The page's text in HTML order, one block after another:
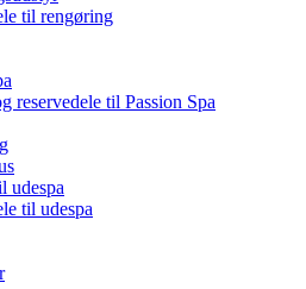
til rengøring
reservedele til Passion Spa
udespa
til udespa